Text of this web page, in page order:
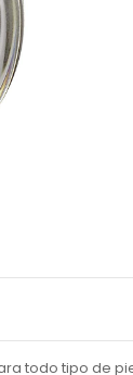
todo tipo de